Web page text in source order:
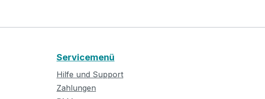
Servicemenü
Hilfe und Support
Zahlungen